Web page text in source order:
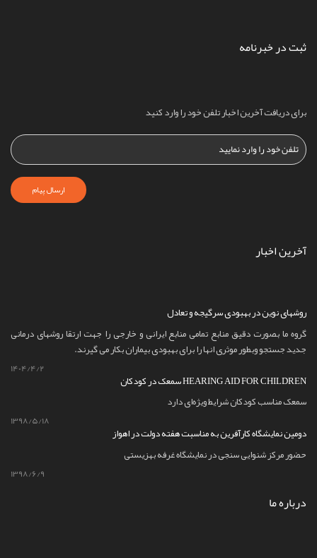
ثبت در خبرنامه
برای دریافت آخرین اخبار تلفن خود را وارد کنید
ارسال پیام
آخرین اخبار
روشهای نوین در بهبودی سرگیجه و تعادل
گروه ما بصورت دقیق منابع تمامی منابع ایرانی و خارجی را جهت ارتقا روشهای درمانی
جدید جستجو وبطور موثری انها را برای بهبودی بیماران بکار می گیرند.
1404/4/2
سمعک در کودکان HEARING AID FOR CHILDREN
سمعک مناسب کودکان شرایط ویژه‌ای دارد
1398/5/18
دومین نمایشگاه کارآفرین به مناسبت هفته دولت در اهواز
حضور مرکز شنوایی سنجی در نمایشگاه غرفه بهزیستی
1398/6/9
درباره ما